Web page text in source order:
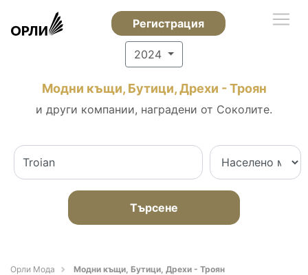
Регистрация
2024
Модни къщи, Бутици, Дрехи - Троян
и други компании, наградени от Соколите.
Търсене
Орли Мода Модни къщи, Бутици, Дрехи - Троян